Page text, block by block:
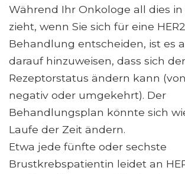
Während Ihr Onkologe all dies
zieht, wenn Sie sich für eine
Behandlung entscheiden, ist es
darauf hinzuweisen, dass sich der
Rezeptorstatus ändern kann
negativ oder umgekehrt). Der
Behandlungsplan könnte sich
Laufe der Zeit ändern.
Etwa jede fünfte oder sechste
Brustkrebspatientin leidet an